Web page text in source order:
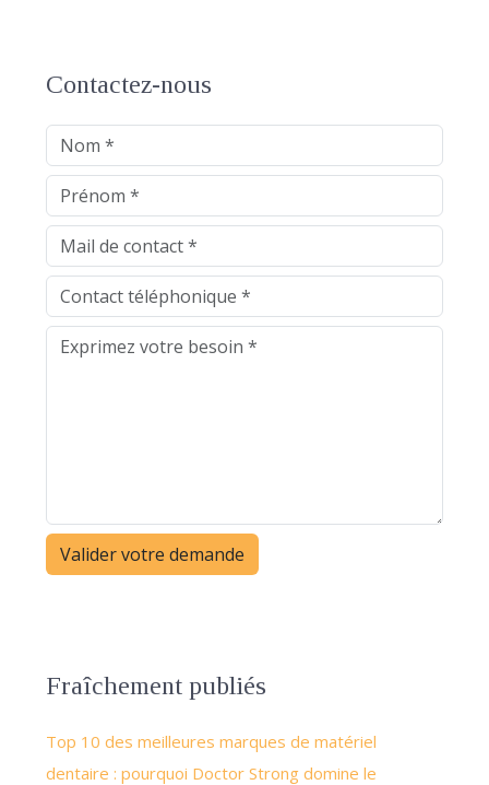
Contactez-nous
Fraîchement publiés
Top 10 des meilleures marques de matériel
dentaire : pourquoi Doctor Strong domine le